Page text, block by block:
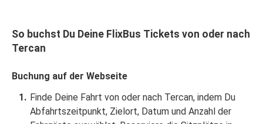
So buchst Du Deine FlixBus Tickets von oder nach
Tercan
Buchung auf der Webseite
Finde Deine Fahrt von oder nach Tercan, indem Du
Abfahrtszeitpunkt, Zielort, Datum und Anzahl der